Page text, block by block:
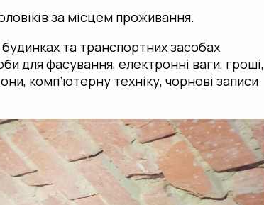
за місцем проживання.
та транспортних засобах
для фасування, електронні ваги, гроші,
комп’ютерну техніку, чорнові записи